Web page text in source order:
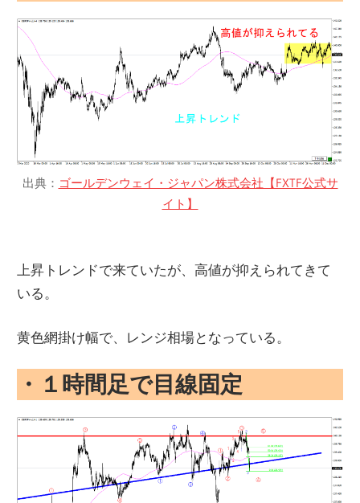
出典： ゴールデンウェイ・ジャパン株式会社【FXTF公式サ
イト】
上昇トレンドで来ていたが、高値が抑えられてきて
いる。
黄色網掛け幅で、レンジ相場となっている。
・１時間足で目線固定